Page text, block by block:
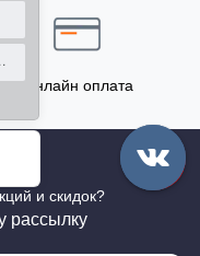
Онлайн оплата
и скидок?
рассылку